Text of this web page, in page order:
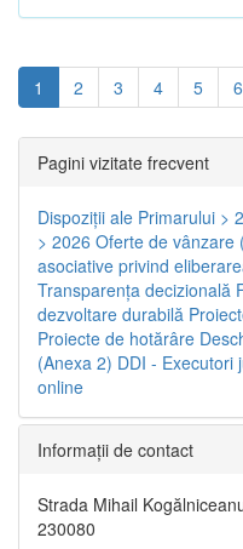
1 2 3 4 5 6
Pagini vizitate frecvent
Dispoziţii ale Primarului >
> 2026 Oferte de vânzare
asociative privind
Transparenţa decizională
dezvoltare durabilă
Proiecte de hotărâre
(Anexa 2) DDI - Executori
online
Informaţii de contact
Strada Mihail
230080